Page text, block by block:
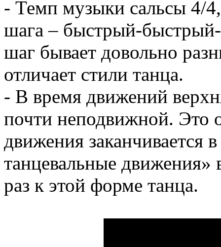
- Темп музыки сальсы 4/
шага – быстрый-
шаг бывает довольно
отличает стили танца.
- В время движений
почти неподвижной. Это
движения заканчивается
танцевальные движения»
раз к этой форме танца.